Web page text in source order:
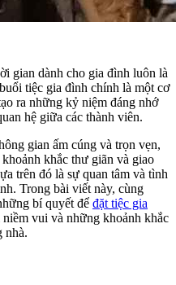
gian dành cho gia đình luôn là
tiệc gia đình chính là một cơ
ra những kỷ niệm đáng nhớ
hệ giữa các thành viên.
gian ấm cúng và trọn vẹn,
khắc thư giãn và giao
trên đó là sự quan tâm và tình
Trong bài viết này, cùng
bí quyết để đặt tiệc gia
vui và những khoảnh khắc
nhà.